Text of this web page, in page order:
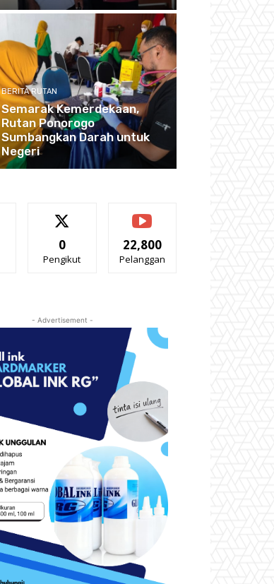
BERITA RUTAN
Semarak Kemerdekaan,
Rutan Ponorogo
Sumbangkan Darah untuk
Negeri
0
Pengikut
22,800
Pelanggan
- Advertisement -